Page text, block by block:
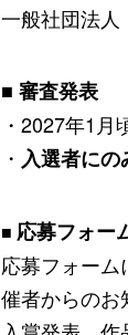
⼀般社団法⼈
■ 審査発表
・2027年1
・ ⼊選者にの
■ 応募フォー
応募フォー
催者からのお